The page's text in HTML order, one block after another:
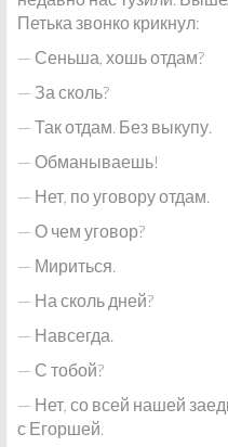
Петька звонко крикнул:
— Сеньша, хошь отдам?
— За сколь?
— Так отдам. Без выкупу.
— Обманываешь!
— Нет, по уговору отдам.
— О чем уговор?
— Мириться.
— На сколь дней?
— Навсегда.
— С тобой?
— Нет, со всей нашей
с Егоршей.